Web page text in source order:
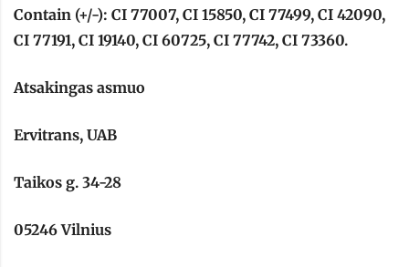
Contain (+/-): CI 77007, CI 15850, CI 77499, CI 42090,
CI 77191, CI 19140, CI 60725, CI 77742, CI 73360.
Atsakingas asmuo
Ervitrans, UAB
Taikos g. 34-28
05246 Vilnius